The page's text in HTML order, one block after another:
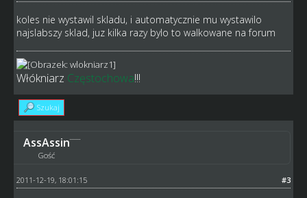
koles nie wystawil skladu, i automatycznie mu wystawilo
najslabszy sklad, juz kilka razy bylo to walkowane na forum
Włókniarz Częstochowa!!!
Szukaj
AssAssin
Gość
#3
2011-12-19, 18:01:15